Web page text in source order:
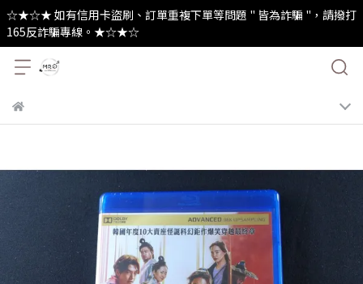
☆★☆★ 如有信用卡盜刷、訂單重複下單等問題 " 皆為詐騙 "，請撥打
165反詐騙專線。★☆★☆